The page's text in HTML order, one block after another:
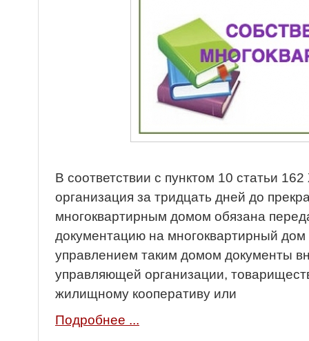
В соответствии с пунктом 10 статьи
организация за тридцать дней до
многоквартирным домом обязана
документацию на многоквартирный
управлением таким домом документы
управляющей организации,
жилищному кооперативу или
Подробнее ...